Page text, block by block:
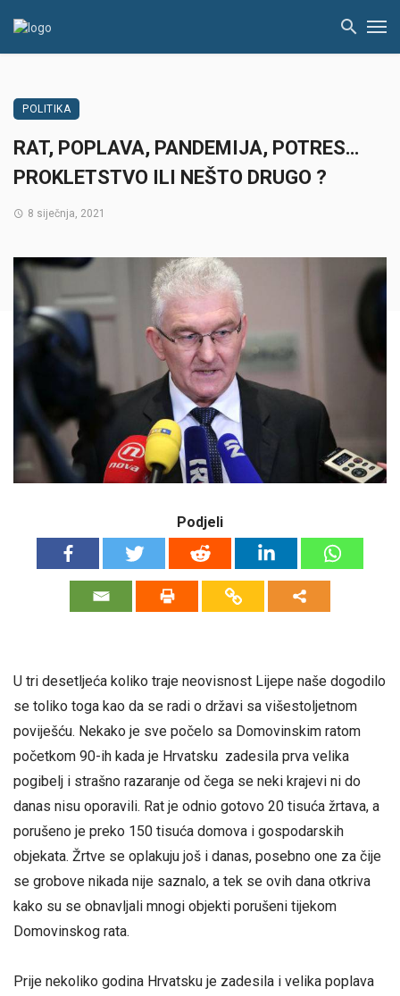
POLITIKA
RAT, POPLAVA, PANDEMIJA, POTRES…
PROKLETSTVO ILI NEŠTO DRUGO ?
8 siječnja, 2021
Podjeli
U tri desetljeća koliko traje neovisnost Lijepe naše dogodilo
se toliko toga kao da se radi o državi sa višestoljetnom
poviješću. Nekako je sve počelo sa Domovinskim ratom
početkom 90-ih kada je Hrvatsku zadesila prva velika
pogibelj i strašno razaranje od čega se neki krajevi ni do
danas nisu oporavili. Rat je odnio gotovo 20 tisuća žrtava, a
porušeno je preko 150 tisuća domova i gospodarskih
objekata. Žrtve se oplakuju još i danas, posebno one za čije
se grobove nikada nije saznalo, a tek se ovih dana otkriva
kako su se obnavljali mnogi objekti porušeni tijekom
Domovinskog rata.
Prije nekoliko godina Hrvatsku je zadesila i velika poplava